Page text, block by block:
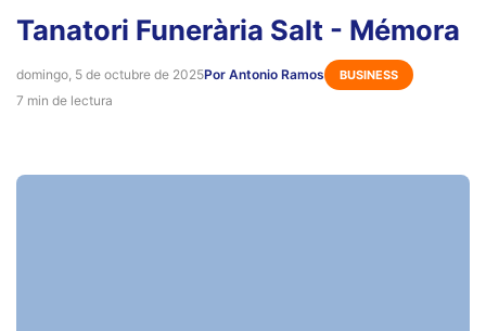
Tanatori Funerària Salt - Mémora
domingo, 5 de octubre de 2025Por Antonio Ramos BUSINESS
7 min de lectura